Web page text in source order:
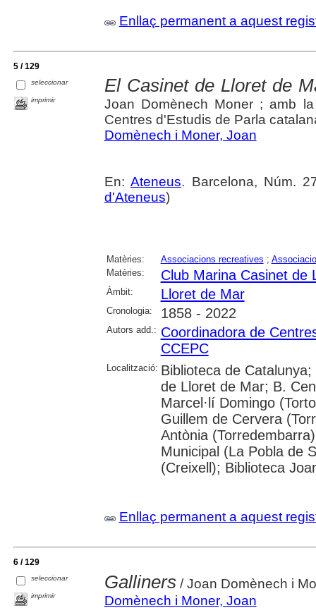
Enllaç permanent a aquest
5 / 129
seleccionar
imprimir
El Casinet de Lloret de
Joan Domènech Moner ; amb
Centres d'Estudis de Parla
Domènech i Moner, Joan
En:Ateneus. Barcelona, Núm.
d'Ateneus)
Matèries: Associacions recreatives ;
Matèries:
Club Marina Casinet de
Àmbit: Lloret de Mar
Cronologia: 1858 - 2022
Autors add.: Coordinadora de
CCEPC
Localització: Biblioteca de
de Lloret de Mar; B.
Marcel·lí Domingo
Guillem de Cervera
Antònia
Municipal (La Pobla de
(Creixell); Biblioteca
Enllaç permanent a aquest
6 / 129
seleccionar
imprimir
Galliners/ Joan Domènech i
Domènech i Moner, Joan